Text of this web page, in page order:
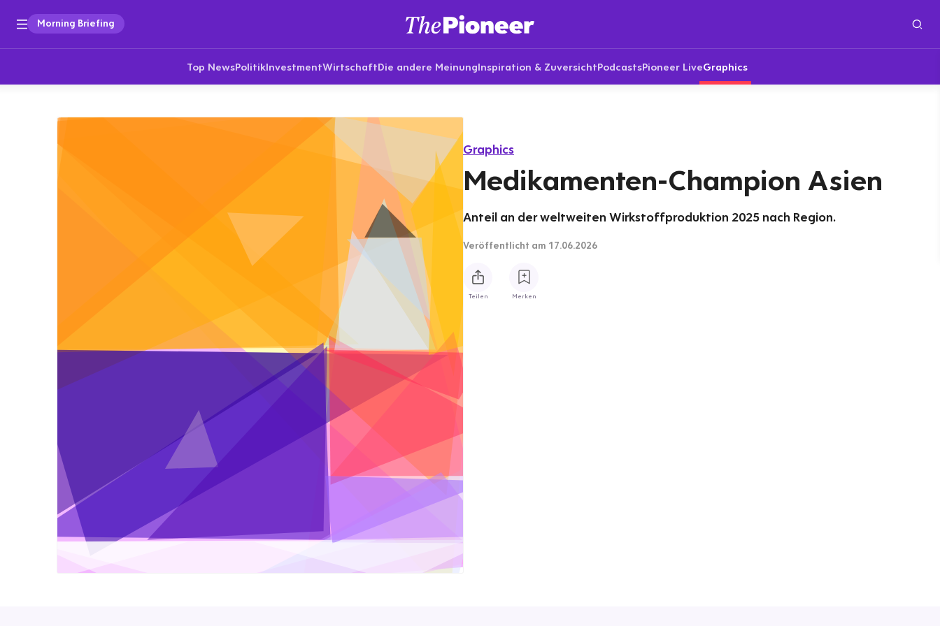
Morning Briefing
Top NewsPolitikInvestmentWirtschaftDie andere MeinungInspiration & ZuversichtPodcastsPioneer LiveGraphics
Graphics
Medikamenten-Champion Asien
Anteil an der weltweiten Wirkstoffproduktion 2025 nach Region.
Veröffentlicht am 17.06.2026
Teilen Merken